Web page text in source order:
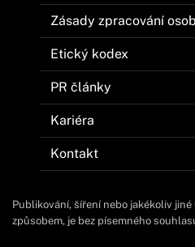
Zásady zpracování
Etický kodex
PR články
Kariéra
Kontakt
Publikování, šíření nebo jakékoliv
způsobem, je bez písemného